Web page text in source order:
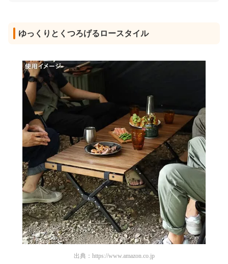
ゆっくりとくつろげるロースタイル
出典： https://www.amazon.co.jp